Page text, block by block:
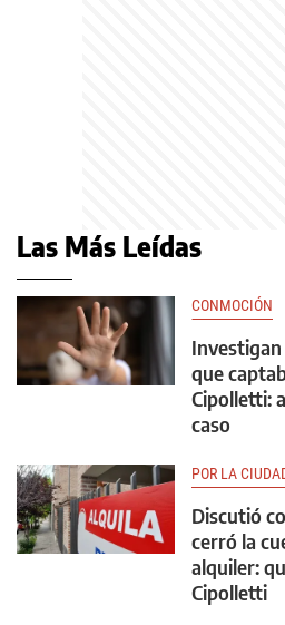
Las Más Leídas
CONMOCIÓN
que
Cipolletti:
caso
POR LA
Discutió
cerró la
alquiler:
Cipolletti